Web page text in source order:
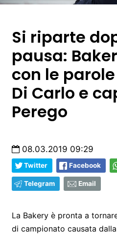
Si riparte
pausa:
con le
Di Carlo e
Perego
08.03.2019 09:29
Twitter Facebook
Telegram Email
La Bakery è pronta a
di campionato causata